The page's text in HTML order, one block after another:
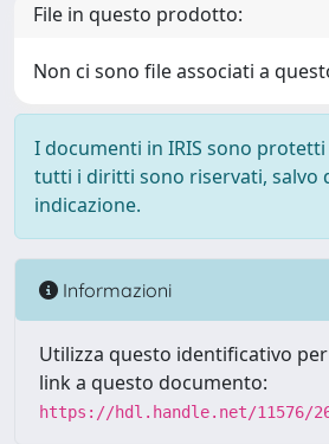
File in questo prodotto:
Non ci sono file associati a
I documenti in IRIS sono
tutti i diritti sono riservati, salvo
indicazione.
Informazioni
Utilizza questo identificativo
link a questo documento:
https://hdl.handle.net/11576/